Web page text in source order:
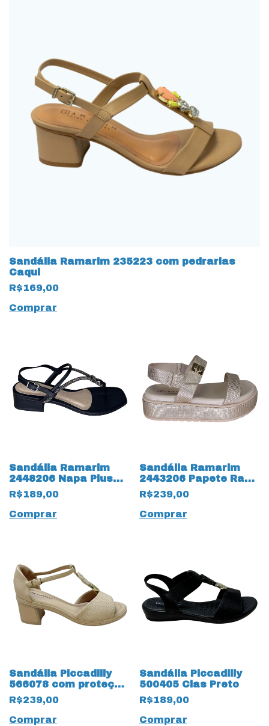
Sandália Ramarim 235223 com pedrarias
Caqui
R$169,00
Comprar
Sandália Ramarim
2448206 Napa Plus
Strass Preto
R$189,00
Comprar
Sandália Ramarim
2443206 Papete Rafia
Metalizado Ouro
R$239,00
Comprar
Sandália Piccadilly
566078 com proteção
para Joanete
R$239,00
Comprar
Sandália Piccadilly
500405 Clas Preto
R$189,00
Comprar